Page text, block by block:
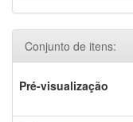
Conjunto de itens:
Pré-visualização